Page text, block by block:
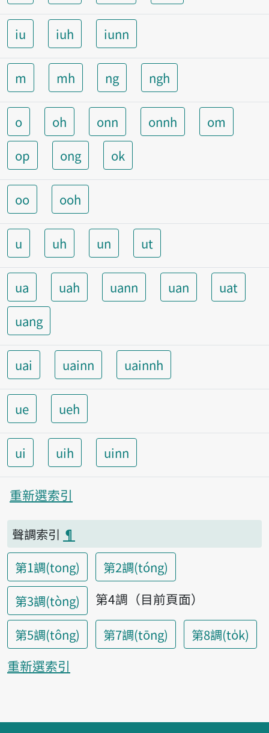
iu iuh iunn
m mh ng ngh
o oh onn onnh
om
op
ong ok
oo ooh
u uh un ut
ua uah uann uan
uat
uang
uai uainn uainnh
ue ueh
ui uih uinn
重新選索引
聲調索引 ¶
第1調(tong)
第2調(tóng)
第3調(tòng)
第4調（目前頁面）
第5調(tông)
第7調(tōng)
第8調(to̍k)
重新選索引